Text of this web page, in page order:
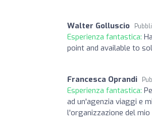
Walter Golluscio
Esperienza fantastica:
point and available to
Francesca Oprandi
Esperienza fantastica:
ad un'agenzia viaggi e
l'organizzazione del